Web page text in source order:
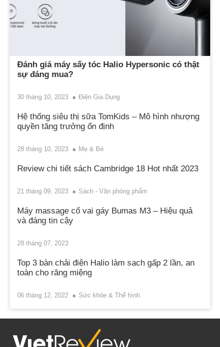
Đánh giá máy sấy tóc Halio Hypersonic có thật
sự đáng mua?
30 tháng 10, 2023 Điện Gia Dụng
Hệ thống siêu thị sữa TomKids – Mô hình nhượng
quyền tăng trưởng ổn định
28 tháng 10, 2023 Mẹ & Bé
Review chi tiết sách Cambridge 18 Hot nhất 2023
21 tháng 09, 2023 Sách - Văn phòng phẩm
Máy massage cổ vai gáy Bumas M3 – Hiệu quả
và đáng tin cậy
28 tháng 07, 2023
Top 3 bàn chải điện Halio làm sạch gấp 2 lần, an
toàn cho răng miệng
06 tháng 12, 2022 Sức khỏe & Thể hình